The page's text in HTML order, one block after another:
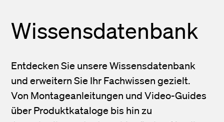
Wissensdatenbank
Entdecken Sie unsere Wissensdatenbank
und erweitern Sie Ihr Fachwissen gezielt.
Von Montageanleitungen und Video-Guides
über Produktkataloge bis hin zu